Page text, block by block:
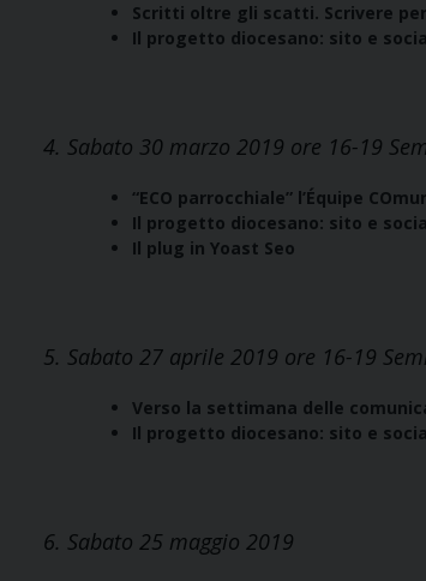
Scritti oltre gli scatti. Scrivere
Il progetto diocesano: sito e
4. Sabato 30 marzo 2019 ore 16-19
“ECO parrocchiale” l’Équipe
Il progetto diocesano: sito e
Il plug in Yoast Seo
5. Sabato 27 aprile 2019 ore 16-19
Verso la settimana delle
Il progetto diocesano: sito e
6. Sabato 25 maggio 2019